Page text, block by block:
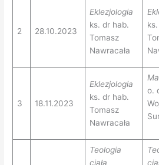
2 28.10.2023
Eklezjologia
ks. dr hab.
Tomasz
Nawracała
3 18.11.2023
Eklezjologia
ks. dr hab.
Tomasz
Nawracała
o.
Teologia
ciała